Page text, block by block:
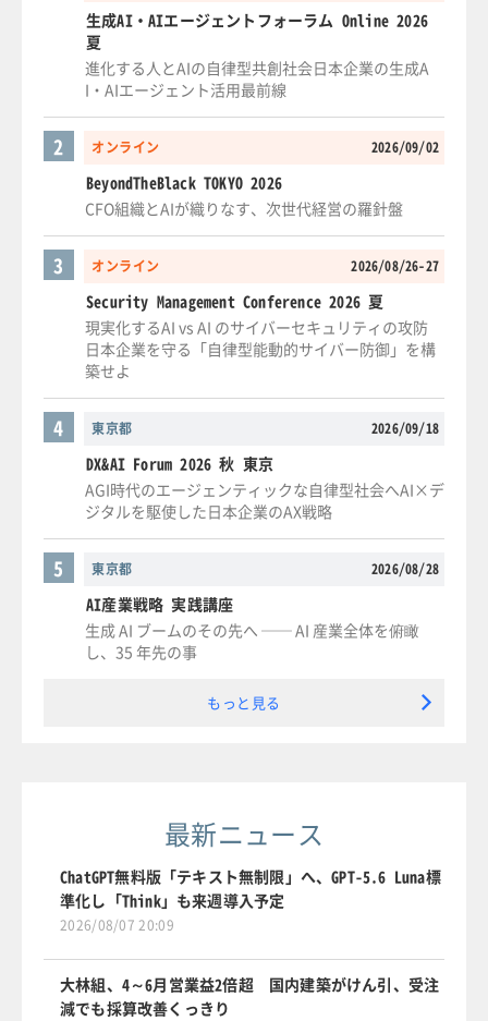
生成AI・AIエージェントフォーラム Online 2026
夏
進化する人とAIの自律型共創社会日本企業の生成A
I・AIエージェント活用最前線
オンライン 2026/09/02
2
BeyondTheBlack TOKYO 2026
CFO組織とAIが織りなす、次世代経営の羅針盤
オンライン 2026/08/26-27
3
Security Management Conference 2026 夏
現実化するAI vs AI のサイバーセキュリティの攻防
日本企業を守る「自律型能動的サイバー防御」を構
築せよ
東京都 2026/09/18
4
DX&AI Forum 2026 秋 東京
AGI時代のエージェンティックな自律型社会へAI×デ
ジタルを駆使した日本企業のAX戦略
東京都 2026/08/28
5
AI産業戦略 実践講座
生成 AI ブームのその先へ ── AI 産業全体を俯瞰
し、35 年先の事
もっと見る
最新ニュース
ChatGPT無料版「テキスト無制限」へ、GPT-5.6 Luna標
準化し「Think」も来週導入予定
2026/08/07 20:09
大林組、4～6月営業益2倍超 国内建築がけん引、受注
減でも採算改善くっきり